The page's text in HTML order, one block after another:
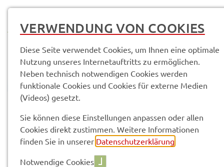
Vorle­sen
VERWENDUNG VON COOKIES
Diese Seite verwendet Cookies, um Ihnen eine optimale
Nutzung unseres Internetauftritts zu ermöglichen.
Neben technisch notwendigen Cookies werden
funktionale Cookies und Cookies für externe Medien
(Videos) gesetzt.
Sie können diese Einstellungen anpassen oder allen
Cookies direkt zustimmen. Weitere Informationen
finden Sie in unserer Datenschutzerklärung
Notwendige Cookies